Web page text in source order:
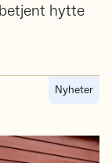
hytte
Nyheter